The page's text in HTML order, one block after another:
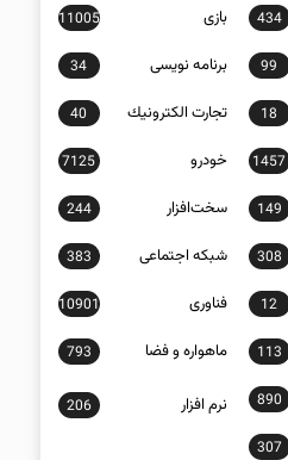
434 بازی 11005
99 برنامه نويسی 34
18 تجارت الكترونيك 40
1457 خودرو 7125
149 سخت‌افزار 244
308 شبكه اجتماعی 383
12 فناوری 10901
113 ماهواره و فضا 793
890 نرم افزار 206
307